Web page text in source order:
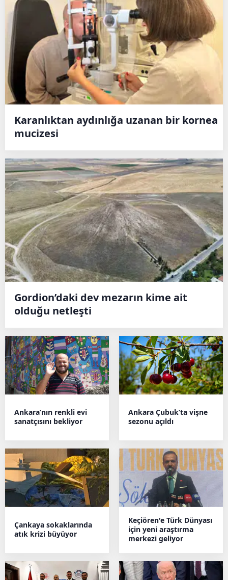
Karanlıktan aydınlığa uzanan bir kornea
mucizesi
Gordion’daki dev mezarın kime ait
olduğu netleşti
Ankara’nın renkli evi
sanatçısını bekliyor
Ankara Çubuk’ta vişne
sezonu açıldı
Çankaya sokaklarında
atık krizi büyüyor
Keçiören'e Türk Dünyası
için yeni araştırma
merkezi geliyor